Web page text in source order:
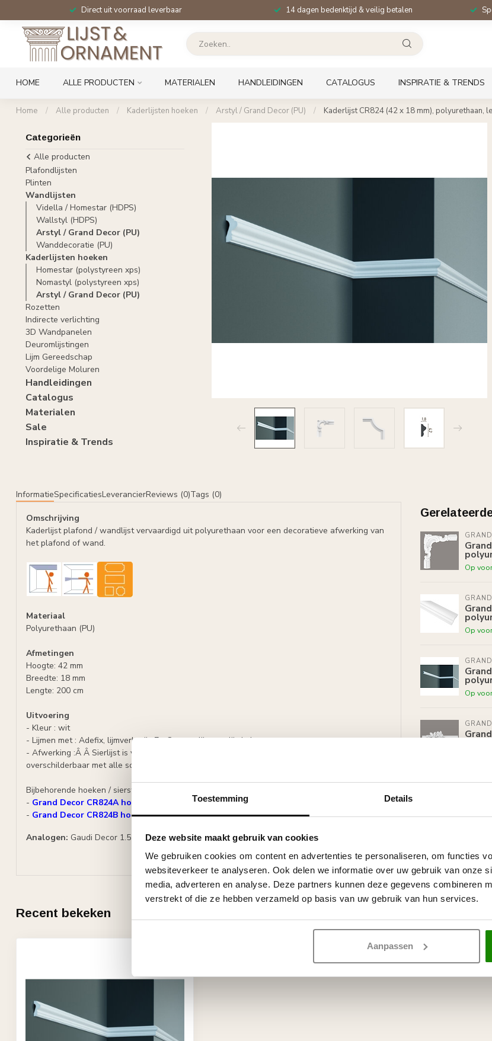
Toestemming Details
Deze website maakt gebruik van cookies
We gebruiken cookies om content en advertenties te personaliseren, om functies
websiteverkeer te analyseren. Ook delen we informatie over uw gebruik van onze
media, adverteren en analyse. Deze partners kunnen deze gegevens combineren
verstrekt of die ze hebben verzameld op basis van uw gebruik van hun services.
Aanpassen
Direct uit voorraad leverbaar 14 dagen bedenktijd & veilig betalen
HOME ALLE PRODUCTEN MATERIALEN HANDLEIDINGEN CATALOGUS INSPIRATIE & TRENDS
Home / Alle producten / Kaderlijsten hoeken / Arstyl / Grand Decor (PU) / Kaderlijst CR824 (42 x 18 mm), polyurethaan,
Categorieën
Alle producten
Plafondlijsten
Plinten
Wandlijsten
Vidella / Homestar (HDPS)
Wallstyl (HDPS)
Arstyl / Grand Decor (PU)
Wanddecoratie (PU)
Kaderlijsten hoeken
Homestar (polystyreen xps)
Nomastyl (polystyreen xps)
Arstyl / Grand Decor (PU)
Rozetten
Indirecte verlichting
3D Wandpanelen
Deuromlijstingen
Lijm Gereedschap
Voordelige Moluren
Handleidingen
Catalogus
Materialen
Sale
Inspiratie & Trends
InformatieSpecificatiesLeverancierReviews (0)Tags (0)
Omschrijving
Kaderlijst plafond / wandlijst vervaardigd uit polyurethaan voor een decoratieve afwerking van
het plafond of wand.
Materiaal
Polyurethaan (PU)
Afmetingen
Hoogte: 42 mm
Breedte: 18 mm
Lengte: 200 cm
Uitvoering
- Kleur : wit
- Lijmen met : Adefix, lijmverbruik: 7 - 8 meter lijst per lijmkoker.
- Afwerking :Â Â Sierlijst is voorbehandeld met een watergedragen witte primer,
overschilderbaar met alle soorten verf met uitzondering van silicaathoudende verven.
Bijbehorende hoeken / sierstukjes voor kaderlijst CR824:
- Grand Decor CR824A hoekbochten (145 x 145 mm), set (4 stuks)
- Grand Decor CR824B hoekbochten (23 x 23 mm), set (= 4 stuks)
Analogen: Gaudi Decor 1.51.301
Op
Op
Op
Op
Recent bekeken